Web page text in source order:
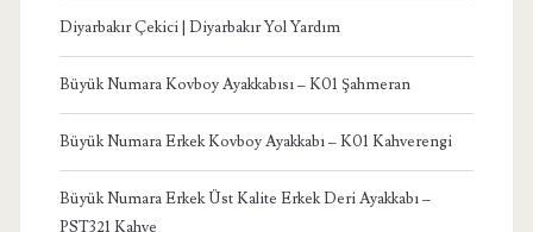
Diyarbakır Çekici | Diyarbakır Yol Yardım
Büyük Numara Kovboy Ayakkabısı – K01 Şahmeran
Büyük Numara Erkek Kovboy Ayakkabı – K01 Kahverengi
Büyük Numara Erkek Üst Kalite Erkek Deri Ayakkabı –
PST321 Kahve